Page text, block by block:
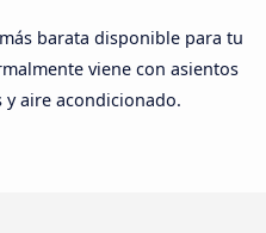
barata disponible para tu
viene con asientos
y aire acondicionado.